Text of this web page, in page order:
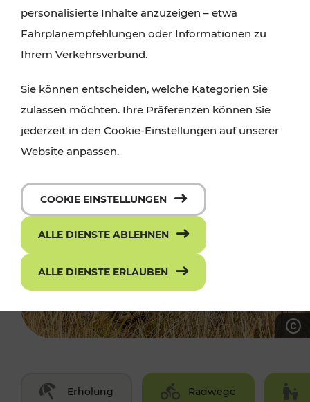
Erholung Radwege
personalisierte Inhalte anzuzeigen – etwa
Fahrplanempfehlungen oder Informationen zu
Ihrem Verkehrsverbund.
Sie können entscheiden, welche Kategorien Sie
zulassen möchten. Ihre Präferenzen können Sie
jederzeit in den Cookie-Einstellungen auf unserer
Website anpassen.
COOKIE EINSTELLUNGEN
ALLE DIENSTE ABLEHNEN
ALLE DIENSTE ERLAUBEN